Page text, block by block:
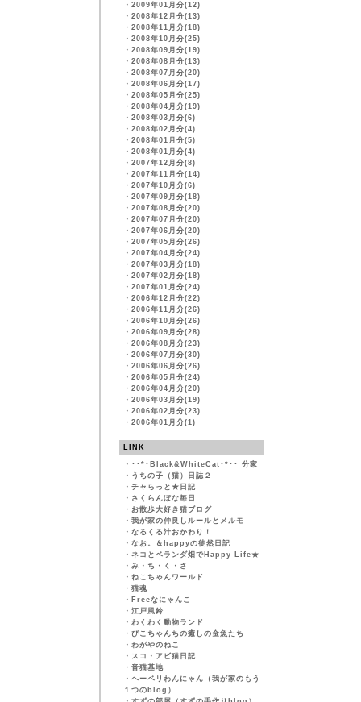
・ 2009年01月分(12)
・ 2008年12月分(13)
・ 2008年11月分(18)
・ 2008年10月分(25)
・ 2008年09月分(19)
・ 2008年08月分(13)
・ 2008年07月分(20)
・ 2008年06月分(17)
・ 2008年05月分(25)
・ 2008年04月分(19)
・ 2008年03月分(6)
・ 2008年02月分(4)
・ 2008年01月分(5)
・ 2008年01月分(4)
・ 2007年12月分(8)
・ 2007年11月分(14)
・ 2007年10月分(6)
・ 2007年09月分(18)
・ 2007年08月分(20)
・ 2007年07月分(20)
・ 2007年06月分(20)
・ 2007年05月分(26)
・ 2007年04月分(24)
・ 2007年03月分(18)
・ 2007年02月分(18)
・ 2007年01月分(24)
・ 2006年12月分(22)
・ 2006年11月分(26)
・ 2006年10月分(26)
・ 2006年09月分(28)
・ 2006年08月分(23)
・ 2006年07月分(30)
・ 2006年06月分(26)
・ 2006年05月分(24)
・ 2006年04月分(20)
・ 2006年03月分(19)
・ 2006年02月分(23)
・ 2006年01月分(1)
LINK
・ ･･*･Black&WhiteCat･*･･ 分家
・ うちの子（猫）日誌２
・ チャらっと★日記
・ さくらんぼな毎日
・ お散歩大好き猫ブログ
・ 我が家の仲良しルールとメルモ
・ なるくる汁おかわり！
・ なお。＆happyの徒然日記
・ ネコとベランダ畑でHappy Life★
・ み・ち・く・さ
・ ねこちゃんワールド
・ 猫魂
・ Freeなにゃんこ
・ 江戸風鈴
・ わくわく動物ランド
・ ぴこちゃんちの癒しの金魚たち
・ わがやのねこ
・ スコ・アビ猫日記
・ 音猫基地
・ ヘーベリわんにゃん（我が家のもう
１つのblog）